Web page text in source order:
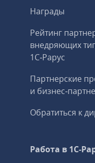
Награды
Рейтинг
внедряющих
1С‑Рарус
Партнерские
и
Обратиться к
Работа в